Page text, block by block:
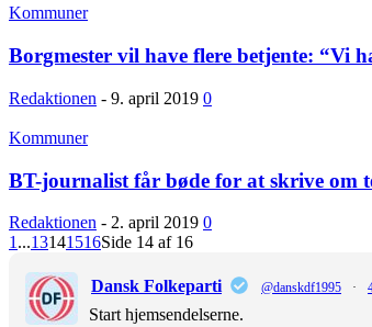
Kommuner
Borgmester vil have flere betjente: “Vi
Redaktionen - 9. april 2019 0
Kommuner
BT-journalist får bøde for at skrive om
Redaktionen - 2. april 2019 0
1 ...13141516Side 14 af 16
Dansk Folkeparti @danskdf1995 ·
Start hjemsendelserne.